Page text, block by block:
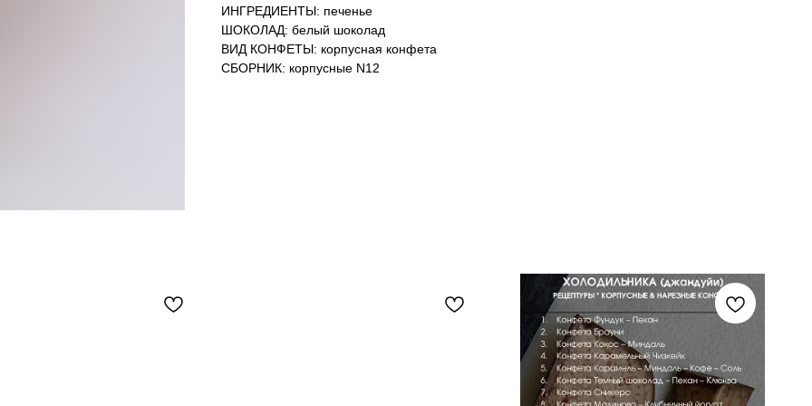
ИНГРЕДИЕНТЫ: печенье
ШОКОЛАД: белый шоколад
ВИД КОНФЕТЫ: корпусная конфета
СБОРНИК: корпусные N12